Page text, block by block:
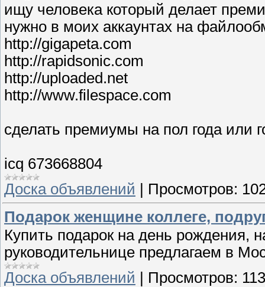
ищу человека который делает
нужно в моих аккаунтах на
http://gigapeta.com
http://rapidsonic.com
http://uploaded.net
http://www.filespace.com
сделать премиумы на пол года или
icq 673668804
Доска объявлений | Просмотров:
Подарок женщине коллеге,
Купить подарок на день рождения,
руководительнице предлагаем в
Доска объявлений
Просмотров: